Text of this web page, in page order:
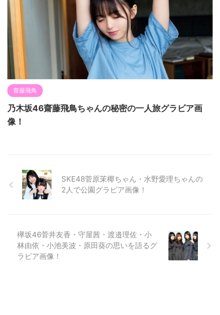
齋藤飛鳥
乃木坂46齋藤飛鳥ちゃんの秘密の一人旅グラビア画
像！
SKE48菅原茉椰ちゃん・水野愛理ちゃんの
2人で公園グラビア画像！
欅坂46菅井友香・守屋茜・渡邉理佐・小
林由依・小池美波・原田葵の思いを語るグ
ラビア画像！